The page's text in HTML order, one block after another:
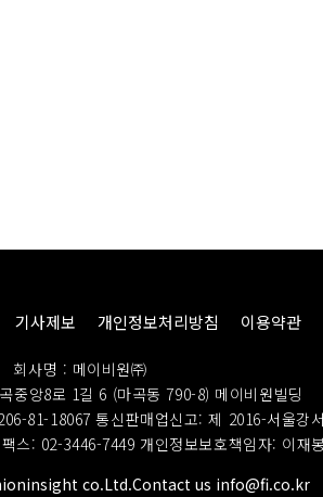
기사제보 개인정보처리방침 이용약관
회사명 : 메이비원㈜
중앙8로 1길 6 (마곡동 790-8) 메이비원빌딩
81-18067통신판매업신고: 제 2016-서울강
팩스: 02-3446-7449 개인정보보호책임자: 이재
co.Ltd.Contact us info@fi.co.kr